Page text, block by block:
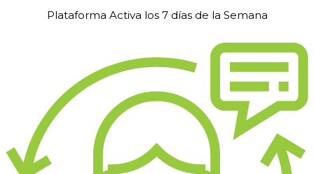
Plataforma Activa los 7 días de la Semana